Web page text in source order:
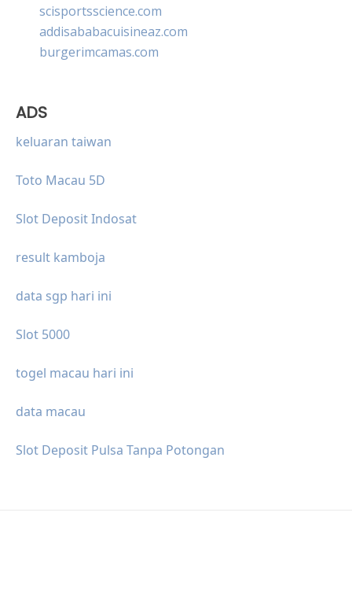
scisportsscience.com
addisababacuisineaz.com
burgerimcamas.com
ADS
keluaran taiwan
Toto Macau 5D
Slot Deposit Indosat
result kamboja
data sgp hari ini
Slot 5000
togel macau hari ini
data macau
Slot Deposit Pulsa Tanpa Potongan